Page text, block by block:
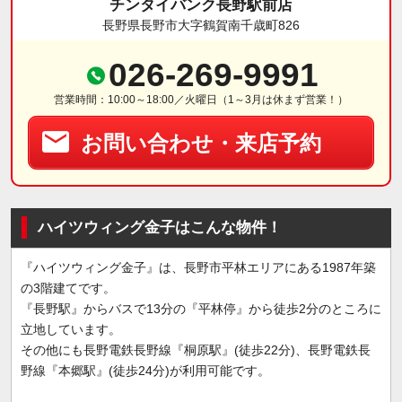
チンタイバンク長野駅前店
長野県長野市大字鶴賀南千歳町826
026-269-9991
営業時間：10:00～18:00／火曜日（1～3月は休まず営業！）
お問い合わせ・来店予約
ハイツウィング金子はこんな物件！
『ハイツウィング金子』は、長野市平林エリアにある1987年築
の3階建てです。
『長野駅』からバスで13分の『平林停』から徒歩2分のところに
立地しています。
その他にも長野電鉄長野線『桐原駅』(徒歩22分)、長野電鉄長
野線『本郷駅』(徒歩24分)が利用可能です。